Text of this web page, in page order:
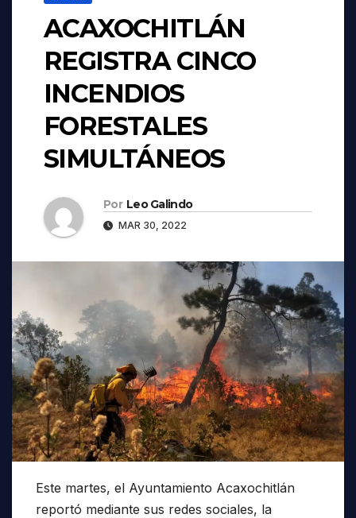
ACAXOCHITLÁN
REGISTRA CINCO
INCENDIOS
FORESTALES
SIMULTÁNEOS
Por Leo Galindo
MAR 30, 2022
Este martes, el Ayuntamiento Acaxochitlán
reportó mediante sus redes sociales, la